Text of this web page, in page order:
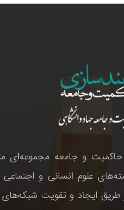
حاکمیت و جامعه مجموعه‌ای
علوم انسانی و
طریق ایجاد و تقویت